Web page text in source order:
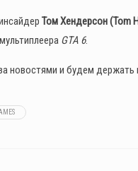
Том Хендерсон (Tom
GTA 6.
новостями и будем держать